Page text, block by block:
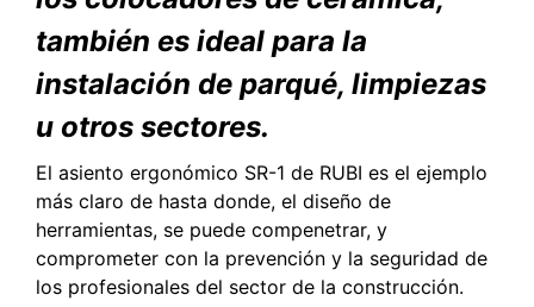
también es ideal para la
instalación de parqué, limpiezas
u otros sectores.
El asiento ergonómico SR-1 de RUBI es el ejemplo
más claro de hasta donde, el diseño de
herramientas, se puede compenetrar, y
comprometer con la prevención y la seguridad de
los profesionales del sector de la construcción.